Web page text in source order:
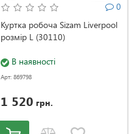
0
Куртка робоча Sizam Liverpool
розмір L (30110)
В наявності
Арт: 869798
1 520 грн.